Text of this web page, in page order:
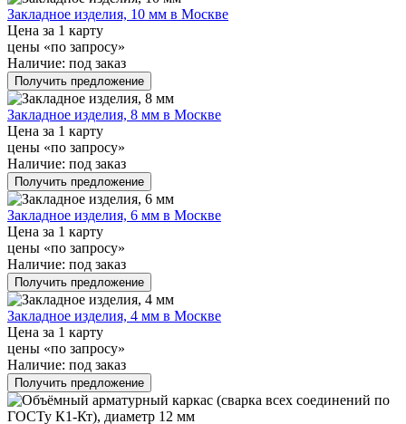
Закладное изделия, 10 мм в Москве
Цена за 1 карту
цены «по запросу»
Наличие: под заказ
Получить предложение
Закладное изделия, 8 мм в Москве
Цена за 1 карту
цены «по запросу»
Наличие: под заказ
Получить предложение
Закладное изделия, 6 мм в Москве
Цена за 1 карту
цены «по запросу»
Наличие: под заказ
Получить предложение
Закладное изделия, 4 мм в Москве
Цена за 1 карту
цены «по запросу»
Наличие: под заказ
Получить предложение